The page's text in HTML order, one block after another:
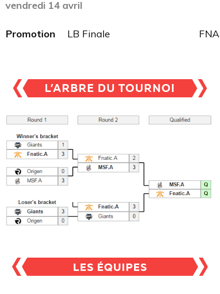
vendredi 14 avril
Promotion LB Finale FNA